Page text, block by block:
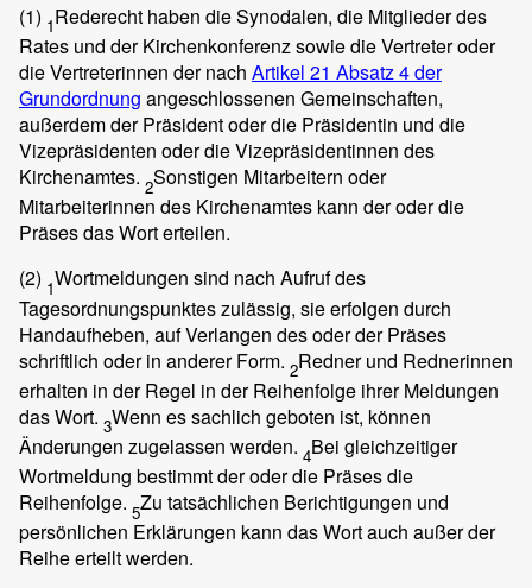
(1) 1Rederecht haben die Synodalen, die Mitglieder des
Rates und der Kirchenkonferenz sowie die Vertreter oder
die Vertreterinnen der nach Artikel 21 Absatz 4 der
Grundordnung angeschlossenen Gemeinschaften,
außerdem der Präsident oder die Präsidentin und die
Vizepräsidenten oder die Vizepräsidentinnen des
Kirchenamtes. 2Sonstigen Mitarbeitern oder
Mitarbeiterinnen des Kirchenamtes kann der oder die
Präses das Wort erteilen.
(2) 1Wortmeldungen sind nach Aufruf des
Tagesordnungspunktes zulässig, sie erfolgen durch
Handaufheben, auf Verlangen des oder der Präses
schriftlich oder in anderer Form. 2Redner und Rednerinnen
erhalten in der Regel in der Reihenfolge ihrer Meldungen
das Wort. 3Wenn es sachlich geboten ist, können
Änderungen zugelassen werden. 4Bei gleichzeitiger
Wortmeldung bestimmt der oder die Präses die
Reihenfolge. 5Zu tatsächlichen Berichtigungen und
persönlichen Erklärungen kann das Wort auch außer der
Reihe erteilt werden.